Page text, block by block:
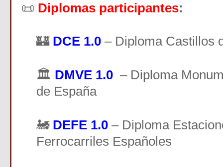
📜 Diplomas participantes:
🏰 DCE 1.0– Diploma Castillos
🏛️ DMVE 1.0 – Diploma
de España
🚂 DEFE 1.0– Diploma
Ferrocarriles Españoles